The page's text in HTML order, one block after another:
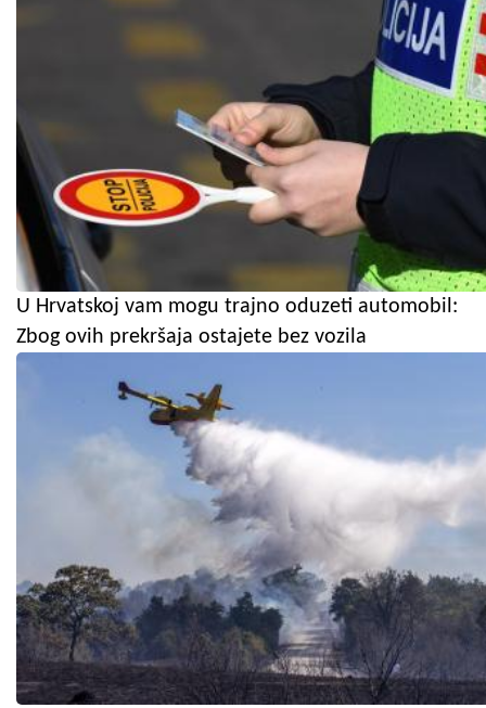
U Hrvatskoj vam mogu trajno oduzeti automobil:
Zbog ovih prekršaja ostajete bez vozila